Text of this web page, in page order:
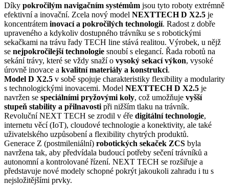
Díky pokročilým navigačním systémům jsou tyto roboty extrémně
efektivní a inovační. Zcela nový model NEXTTECH D X2.5 je
koncentrátem inovací a pokročilých technologií. Radost z dobře
upraveného a kdykoliv dostupného trávníku se s robotickými
sekačkami na trávu řady TECH line stává realitou. Výrobek, u nějž
se nejpokročilejší technologie snoubí s elegancí. Řada robotů na
sekání trávy, které se vždy snaží o vysoký sekací výkon, vysoké
úrovně inovace a kvalitní materiály a konstrukci.
Model D X2.5 v sobě spojuje charakteristiky flexibility a modularity
s technologickými inovacemi. Model NEXTTECH D X2.5 je
navržen se speciálními pryžovými koly, což umožňuje vyšší
stupeň stability a přilnavosti při nižším tlaku na trávník.
Revoluční NEXT TECH se zrodil v éře digitální technologie,
internetu věcí (IoT), cloudové technologie a konektivity, ale také
uživatelského uzpůsobení a flexibility chytrých produktů.
Generace Z (postmileniální) robotických sekaček ZCS byla
navržena tak, aby předvídala budoucí potřeby sečení trávníků a
autonomní a kontrolované řízení. NEXT TECH se rozšiřuje a
představuje nové modely schopné pokrýt jakoukoli zahradu i tu s
nejsložitějšími prvky.